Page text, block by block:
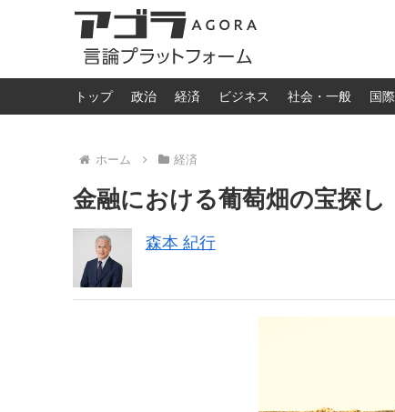
トップ 政治 経済 ビジネス 社会・一般 国際
ホーム 経済
金融における葡萄畑の宝探し
森本 紀行